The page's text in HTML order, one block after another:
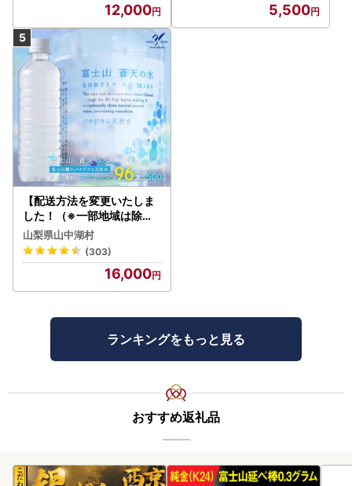
12,000 5,500
【配送方法を変更いたしま
した！（※一部地域は除く
）】＜ラベルレス＞富士山
蒼天の水 500ml×96本（４
ケース）YC001
山梨県山中湖村
(303)
16,000
ランキングをもっと見る
おすすめ返礼品